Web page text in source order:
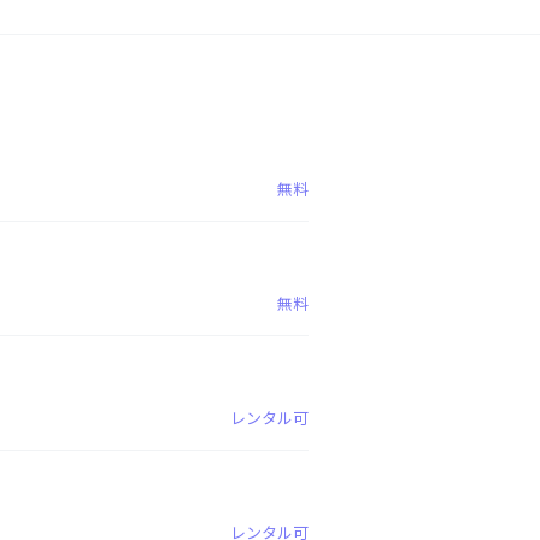
無料
無料
レンタル可
レンタル可